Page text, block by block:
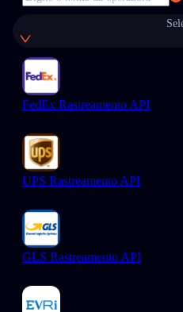
FedEx Rastreamento API
UPS Rastreamento API
GLS Rastreamento API